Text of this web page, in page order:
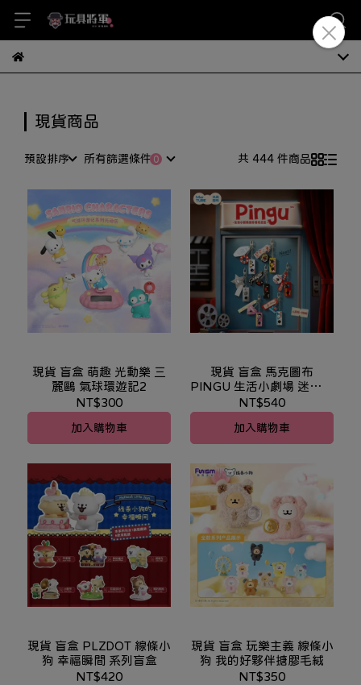
現貨商品
預設排序 所有篩選條件 共 444 件商品
現貨 盲盒 萌趣 光動樂 三
麗鷗 氣球環遊記2
NT$300
加入購物車
現貨 盲盒 馬克圖布
PINGU 生活小劇場 迷你相
機
NT$540
加入購物車
現貨 盲盒 PLZDOT 線條小
狗 幸福瞬間 系列盲盒
NT$420
現貨 盲盒 玩樂主義 線條小
狗 我的好夥伴搪膠毛絨
NT$350